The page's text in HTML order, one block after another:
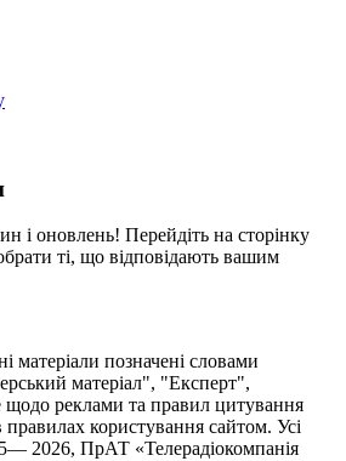
і оновлень! Перейдіть на сторінку
ті, що відповідають вашим
матеріали позначені словами
матеріал", "Експерт",
щодо реклами та правил цитування
користування сайтом. Усі
2026, ПрАТ «Телерадіокомпанія